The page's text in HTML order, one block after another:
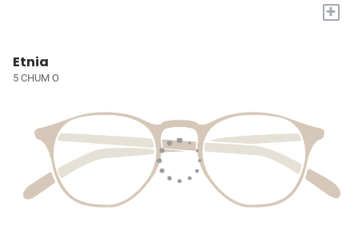
+
Etnia
5 CHUM O